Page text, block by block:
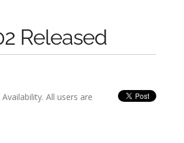
Released
All users are